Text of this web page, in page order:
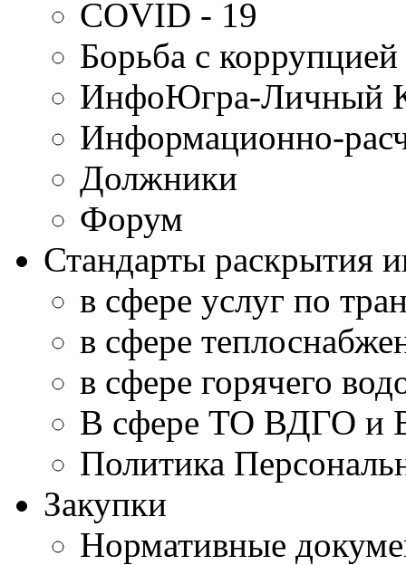
COVID - 19
Борьба с
ИнфоЮгра-Личный
Информационно-
Должники
Форум
Стандарты раскрытия
в сфере услуг по
в сфере
в сфере горячего
В сфере ТО ВДГО и
Политика
Закупки
Нормативные